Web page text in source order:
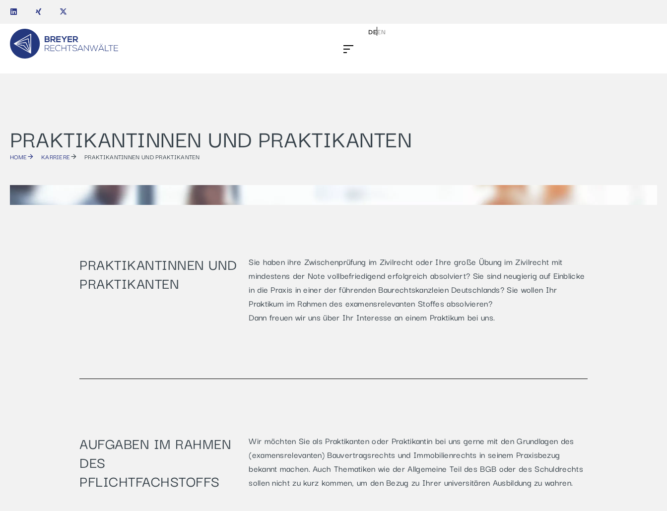
DEEN
PRAKTIKANTINNEN UND PRAKTIKANTEN
HOME KARRIERE PRAKTIKANTINNEN UND PRAKTIKANTEN
PRAKTIKANTINNEN UND
PRAKTIKANTEN
Sie haben ihre Zwischenprüfung im Zivilrecht oder Ihre große Übung im Zivilrecht mit
mindestens der Note vollbefriedigend erfolgreich absolviert? Sie sind neugierig auf Einblicke
in die Praxis in einer der führenden Baurechtskanzleien Deutschlands? Sie wollen Ihr
Praktikum im Rahmen des examensrelevanten Stoffes absolvieren?
Dann freuen wir uns über Ihr Interesse an einem Praktikum bei uns.
AUFGABEN IM RAHMEN
DES
PFLICHTFACHSTOFFS
Wir möchten Sie als Praktikanten oder Praktikantin bei uns gerne mit den Grundlagen des
(examensrelevanten) Bauvertragsrechts und Immobilienrechts in seinem Praxisbezug
bekannt machen. Auch Thematiken wie der Allgemeine Teil des BGB oder des Schuldrechts
sollen nicht zu kurz kommen, um den Bezug zu Ihrer universitären Ausbildung zu wahren.